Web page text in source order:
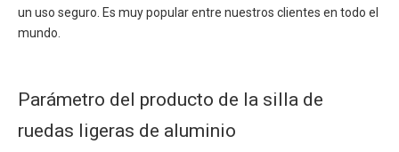
un uso seguro. Es muy popular entre nuestros clientes en todo el
mundo.
Parámetro del producto de la silla de
ruedas ligeras de aluminio